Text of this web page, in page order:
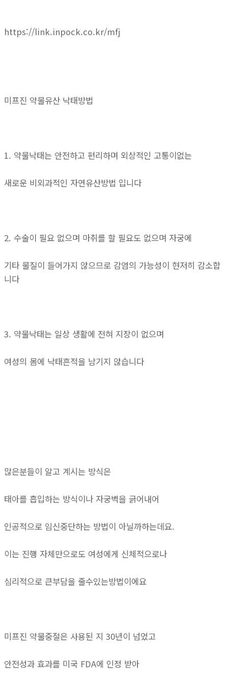
https://link.inpock.co.kr/mfj
미프진 약물유산 낙태방법
1. 약물낙태는 안전하고 편리하며 외상적인 고통이없는
새로운 비외과적인 자연유산방법 입니다
2. 수술이 필요 없으며 마취를 할 필요도 없으며 자궁에
기타 물질이 들어가지 않으므로 감염의 가능성이 현저히 감소합
니다
3. 약물낙태는 일상 생활에 전혀 지장이 없으며
여성의 몸에 낙태흔적을 남기지 않습니다
많은분들이 알고 계시는 방식은
태아를 흡입하는 방식이나 자궁벽을 긁어내어
인공적으로 임신중단하는 방법이 아닐까하는데요.
이는 진행 자체만으로도 여성에게 신체적으로나
심리적으로 큰부담을 줄수있는방법이에요
미프진 약물중절은 사용된 지 30년이 넘었고
안전성과 효과를 미국 FDA에 인정 받아